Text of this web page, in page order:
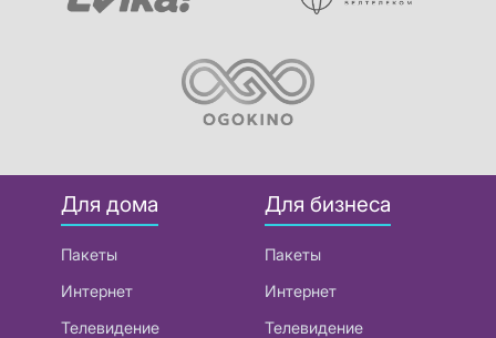
Для дома
Пакеты
Интернет
Телевидение
Для бизнеса
Пакеты
Интернет
Телевидение